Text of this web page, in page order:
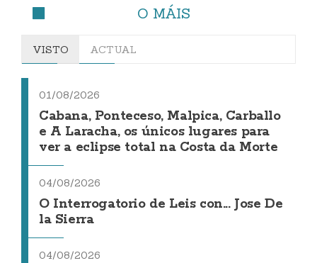
O MÁIS
VISTO ACTUAL
01/08/2026
Cabana, Ponteceso, Malpica, Carballo
e A Laracha, os únicos lugares para
ver a eclipse total na Costa da Morte
04/08/2026
O Interrogatorio de Leis con... Jose De
la Sierra
04/08/2026